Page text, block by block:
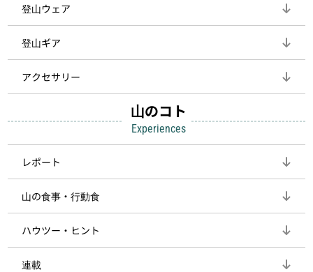
登山ウェア
登山ギア
アクセサリー
山のコト
Experiences
レポート
山の食事・行動食
ハウツー・ヒント
連載